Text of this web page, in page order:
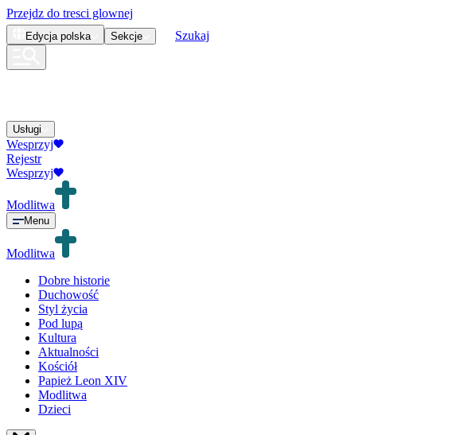
Przejdz do tresci glownej
Edycja polska Sekcje Szukaj
Usługi
Wesprzyj
Rejestr
Wesprzyj
Modlitwa
Menu
Modlitwa
Dobre historie
Duchowość
Styl życia
Pod lupą
Kultura
Aktualności
Kościół
Papież Leon XIV
Modlitwa
Dzieci